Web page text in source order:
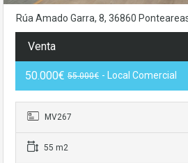
Rúa Amado Garra, 8, 36860
Venta
50.000€ 55.000€ - Local Comercial
MV267
55 m2